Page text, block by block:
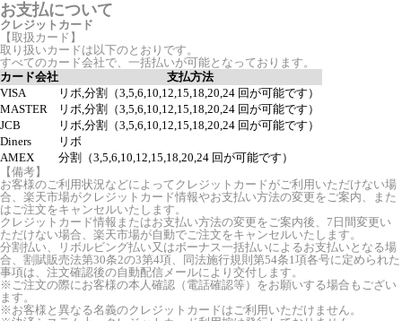
お支払について
クレジットカード
【取扱カード】
取り扱いカードは以下のとおりです。
すべてのカード会社で、一括払いが可能となっております。
カード会社
支払方法
VISA
リボ,分割（3,5,6,10,12,15,18,20,24 回が可能です）
MASTER
リボ,分割（3,5,6,10,12,15,18,20,24 回が可能です）
JCB
リボ,分割（3,5,6,10,12,15,18,20,24 回が可能です）
Diners
リボ
AMEX
分割（3,5,6,10,12,15,18,20,24 回が可能です）
【備考】
お客様のご利用状況などによってクレジットカードがご利用いただけない場
合、楽天市場がクレジットカード情報やお支払い方法の変更をご案内、また
はご注文をキャンセルいたします。
クレジットカード情報またはお支払い方法の変更をご案内後、7日間変更い
ただけない場合、楽天市場が自動でご注文をキャンセルいたします。
分割払い、リボルビング払い又はボーナス一括払いによるお支払いとなる場
合、割賦販売法第30条2の3第4項、同法施行規則第54条1項各号に定められた
事項は、注文確認後の自動配信メールにより交付します。
※ご注文の際にお客様の本人確認（電話確認等）をお願いする場合もござい
ます。
※お客様と異なる名義のクレジットカードはご利用いただけません。